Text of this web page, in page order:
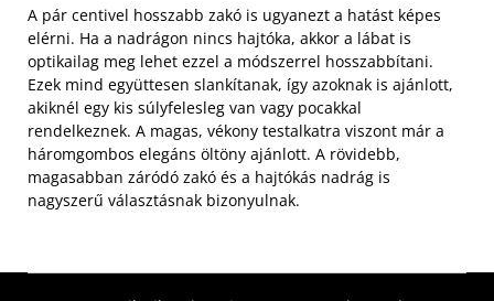
A pár centivel hosszabb zakó is ugyanezt a hatást képes
elérni. Ha a nadrágon nincs hajtóka, akkor a lábat is
optikailag meg lehet ezzel a módszerrel hosszabbítani.
Ezek mind együttesen slankítanak, így azoknak is ajánlott,
akiknél egy kis súlyfelesleg van vagy pocakkal
rendelkeznek. A magas, vékony testalkatra viszont már a
háromgombos elegáns öltöny ajánlott. A rövidebb,
magasabban záródó zakó és a hajtókás nadrág is
nagyszerű választásnak bizonyulnak.